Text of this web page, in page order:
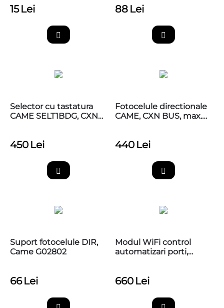
15 Lei 88 Lei
Selector cu tastatura
CAME SELT1BDG, CXN
450 Lei
Fotocelule directionale
CAME, CXN BUS, max.
440 Lei
Suport fotocelule DIR,
Came G02802
66 Lei
Modul WiFi control
automatizari porti,
660 Lei